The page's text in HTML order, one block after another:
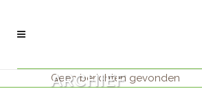
ARCHIEF
Geen berichten gevonden